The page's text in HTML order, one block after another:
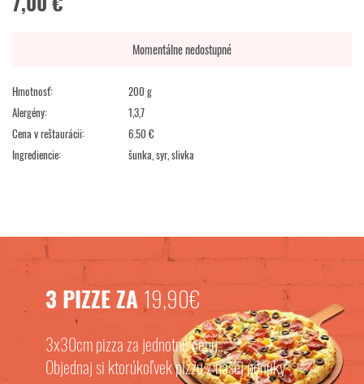
Momentálne nedostupné
Hmotnosť:
200 g
Alergény:
1,3,7
Cena v reštaurácii:
6.50 €
Ingrediencie:
šunka, syr, slivka
3 PIZZE ZA 19,90€
3x30cm pizza za jednotnú cenu.
Objednaj si ktorúkoľvek pizzu z našej ponuky